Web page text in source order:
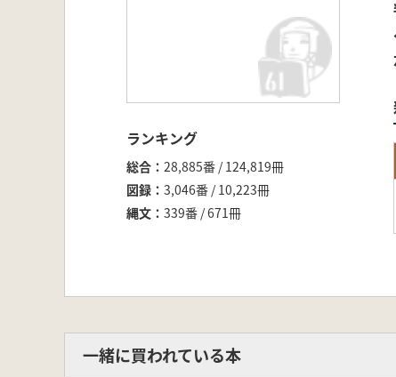
ランキング
総合
28,885番 / 124,819冊
図録
3,046番 / 10,223冊
縄文
339番 / 671冊
一緒に買われている本